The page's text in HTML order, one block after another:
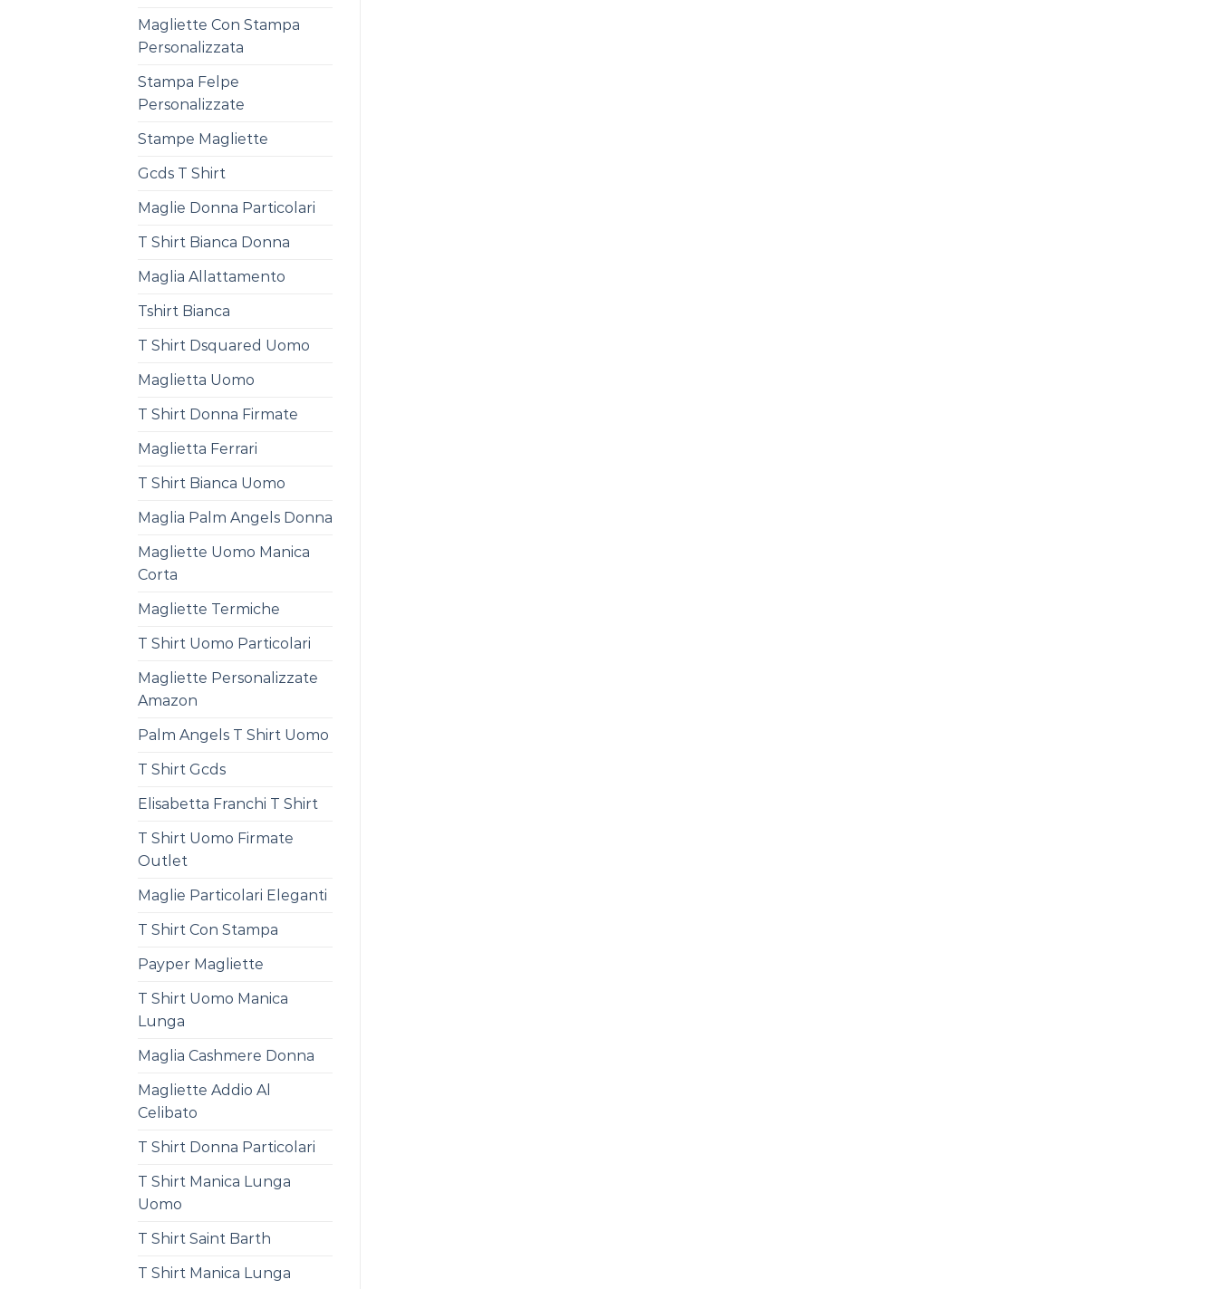
Magliette Con Stampa
Personalizzata
Stampa Felpe
Personalizzate
Stampe Magliette
Gcds T Shirt
Maglie Donna Particolari
T Shirt Bianca Donna
Maglia Allattamento
Tshirt Bianca
T Shirt Dsquared Uomo
Maglietta Uomo
T Shirt Donna Firmate
Maglietta Ferrari
T Shirt Bianca Uomo
Maglia Palm Angels Donna
Magliette Uomo Manica
Corta
Magliette Termiche
T Shirt Uomo Particolari
Magliette Personalizzate
Amazon
Palm Angels T Shirt Uomo
T Shirt Gcds
Elisabetta Franchi T Shirt
T Shirt Uomo Firmate
Outlet
Maglie Particolari Eleganti
T Shirt Con Stampa
Payper Magliette
T Shirt Uomo Manica
Lunga
Maglia Cashmere Donna
Magliette Addio Al
Celibato
T Shirt Donna Particolari
T Shirt Manica Lunga
Uomo
T Shirt Saint Barth
T Shirt Manica Lunga